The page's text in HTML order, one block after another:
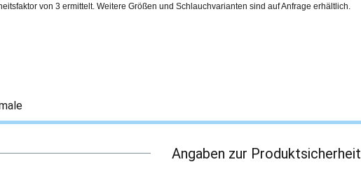
von 3 ermittelt. Weitere Größen und Schlauchvarianten sind auf Anfrage erhältlich.
Angaben zur Produktsicherheit